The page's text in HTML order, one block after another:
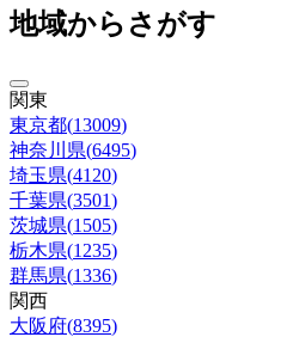
地域からさがす
関東
東京都(13009)
神奈川県(6495)
埼玉県(4120)
千葉県(3501)
茨城県(1505)
栃木県(1235)
群馬県(1336)
関西
大阪府(8395)